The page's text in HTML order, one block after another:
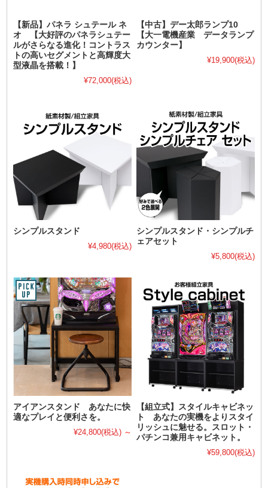
【新品】パネラ シュテール ネ
オ 【大好評のパネラシュテー
ルがさらなる進化！コントラス
トの高いセグメントと高輝度大
型液晶を搭載！】
¥72,000(税込)
【中古】デー太郎ランプ10
【大一電機産業 データランプ
カウンター】
¥19,900(税込)
シンプルスタンド
¥4,980(税込)
シンプルスタンド・シンプルチ
ェアセット
¥5,800(税込)
アイアンスタンド あなたに快
適なプレイと便利さを。
¥24,800(税込) ～
【組立式】スタイルキャビネッ
ト あなたの実機をよりスタイ
リッシュに魅せる。スロット・
パチンコ兼用キャビネット。
¥59,800(税込)